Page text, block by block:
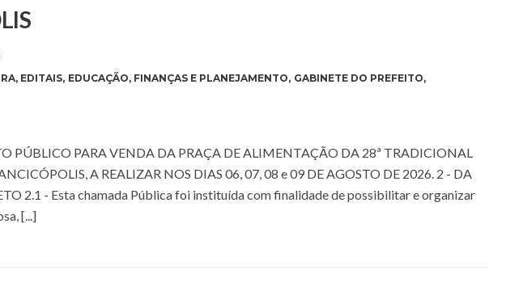
, EDITAIS, EDUCAÇÃO, FINANÇAS E PLANEJAMENTO, GABINETE DO PREFEITO,
PÚBLICO PARA VENDA DA PRAÇA DE ALIMENTAÇÃO DA 28ª TRADICIONAL
A REALIZAR NOS DIAS 06, 07, 08 e 09 DE AGOSTO DE 2026. 2 - DA
2.1 - Esta chamada Pública foi instituída com finalidade de possibilitar e organizar
[...]